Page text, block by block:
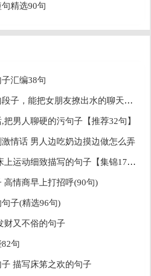
精选90句
汇编38句
朋友撩出水的聊天污到你那里滴水的句子文章
男人聊硬的污句子【推荐32句】
情话 男人边吃奶边摸边做怎么弄
运动细致描写的句子【集锦17句】
高情商早上打招呼(90句)
子(精选96句)
财又不俗的句子
句
描写床笫之欢的句子